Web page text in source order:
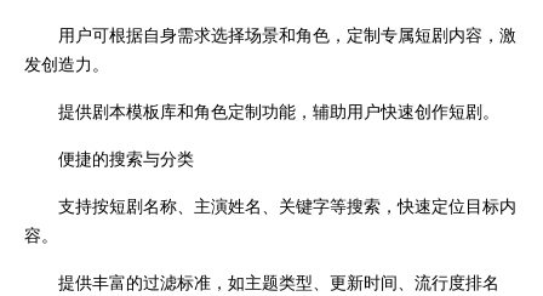
用户可根据自身需求选择场景和角色，定制专属短剧内容，激
发创造力。
提供剧本模板库和角色定制功能，辅助用户快速创作短剧。
便捷的搜索与分类
支持按短剧名称、主演姓名、关键字等搜索，快速定位目标内
容。
提供丰富的过滤标准，如主题类型、更新时间、流行度排名